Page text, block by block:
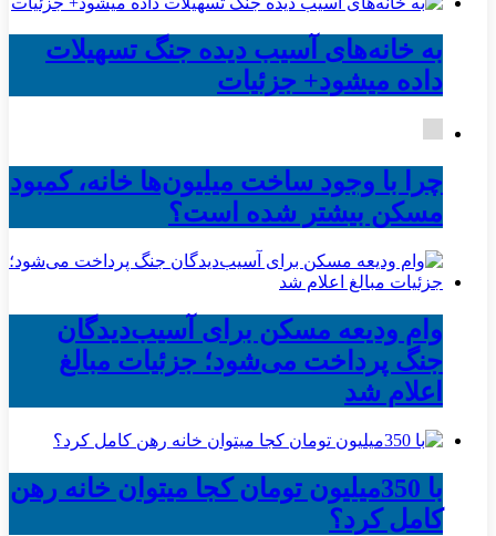
به خانه‌های آسیب دیده جنگ تسهیلات
داده میشود+ جزئیات
چرا با وجود ساخت میلیون‌ها خانه، کمبود
مسکن بیشتر شده است؟
وام ودیعه مسکن برای آسیب‌دیدگان
جنگ پرداخت می‌شود؛ جزئیات مبالغ
اعلام شد
با 350میلیون تومان کجا میتوان خانه رهن
کامل کرد؟